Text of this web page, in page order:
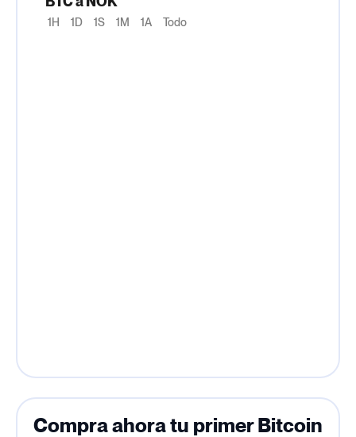
1H 1D 1S 1M 1A Todo
Compra ahora tu primer Bitcoin